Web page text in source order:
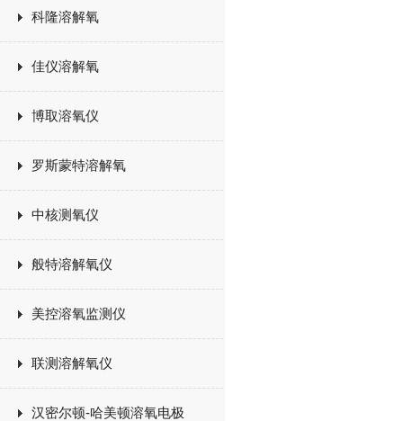
科隆溶解氧
佳仪溶解氧
博取溶氧仪
罗斯蒙特溶解氧
中核测氧仪
般特溶解氧仪
美控溶氧监测仪
联测溶解氧仪
汉密尔顿-哈美顿溶氧电极